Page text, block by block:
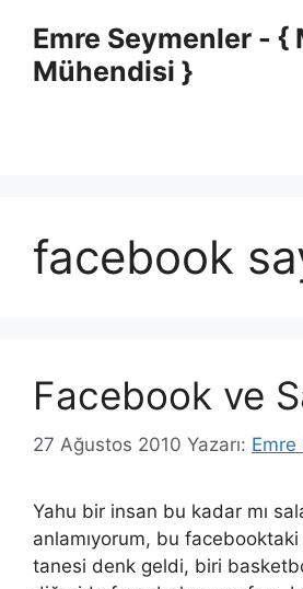
Emre Seymenler - {
Mühendisi }
facebook
Facebook ve
27 Ağustos 2010 Yazarı: Emre
Yahu bir insan bu kadar mı
anlamıyorum, bu
tanesi denk geldi, biri